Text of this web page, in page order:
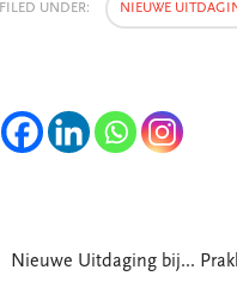
FILED UNDER: NIEUWE
Nieuwe Uitdaging bij...